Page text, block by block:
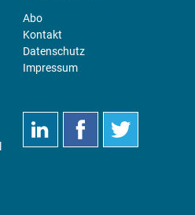
Abo
Kontakt
Datenschutz
Impressum